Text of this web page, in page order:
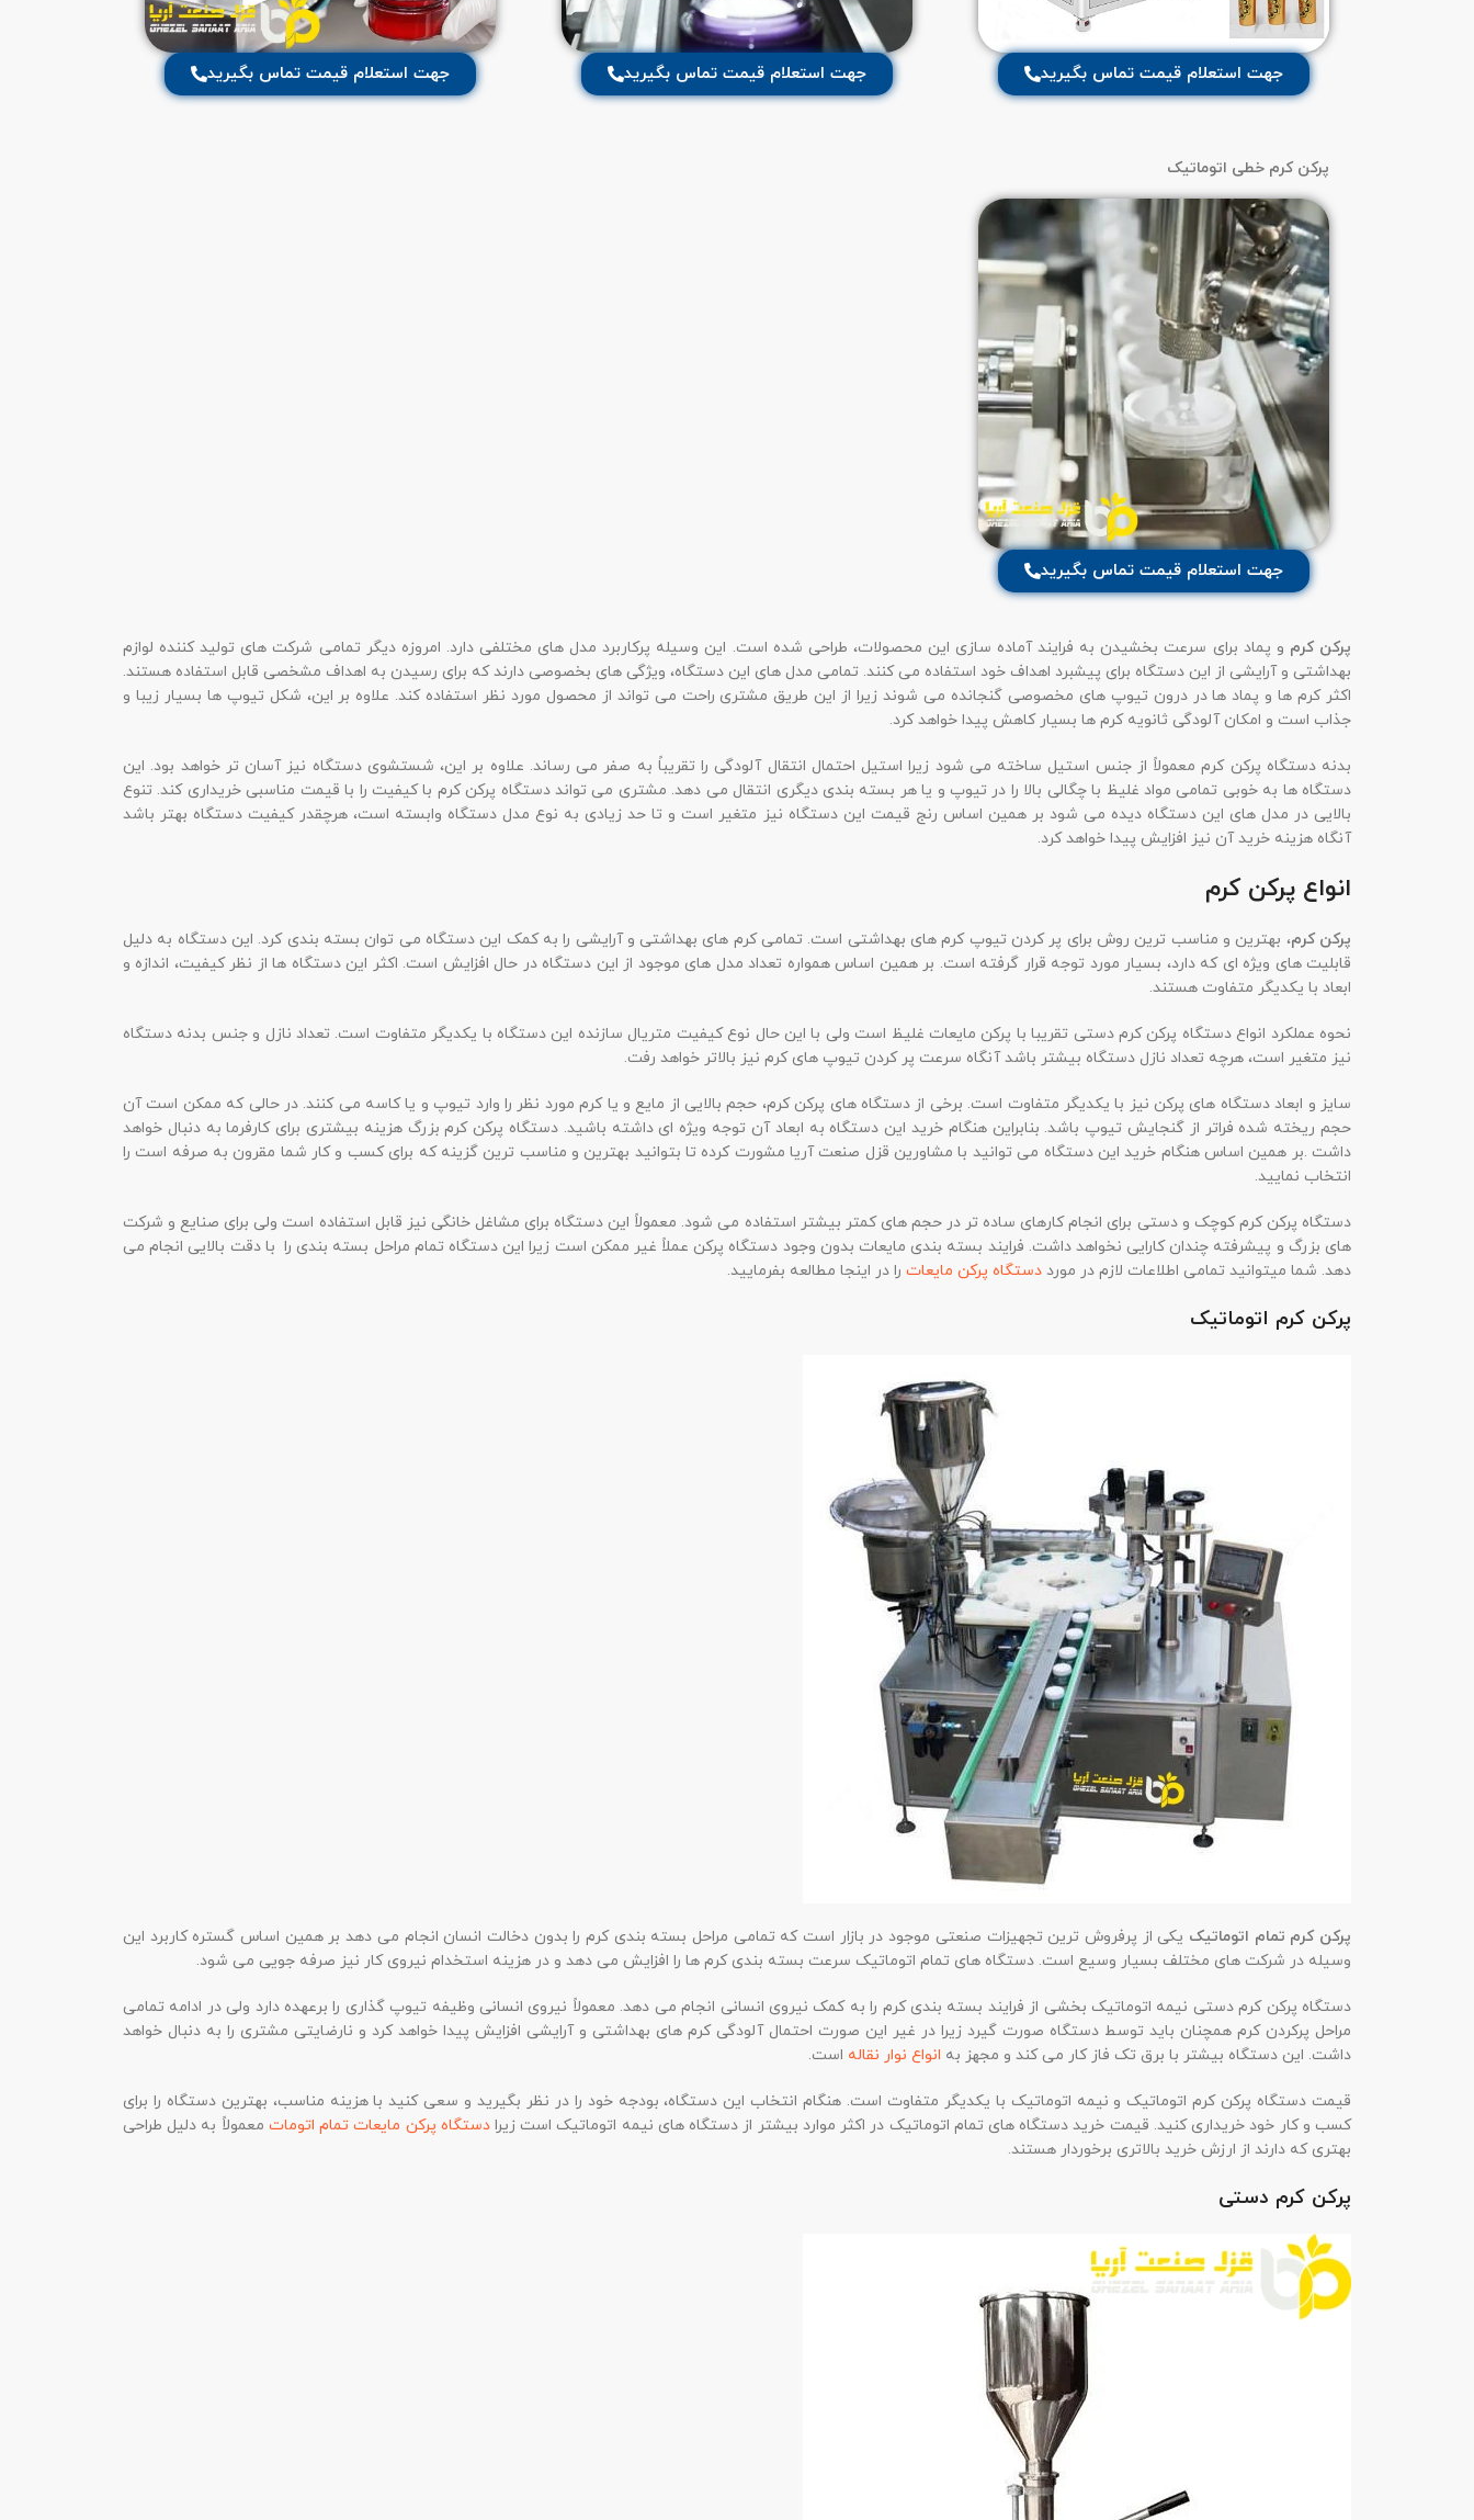
جهت استعلام قیمت تماس بگیرید جهت استعلام قیمت تماس بگیرید جهت استعلام قیمت تماس بگیرید
پرکن کرم خطی اتوماتیک
جهت استعلام قیمت تماس بگیرید
پرکن کرم و پماد برای سرعت بخشیدن به فرایند آماده سازی این محصولات، طراحی شده است. این وسیله پرکاربرد مدل های مختلفی دارد. امروزه دیگر تمامی شرکت های تولید کننده لوازم
بهداشتی و آرایشی از این دستگاه برای پیشبرد اهداف خود استفاده می کنند. تمامی مدل های این دستگاه، ویژگی های بخصوصی دارند که برای رسیدن به اهداف مشخصی قابل استفاده هستند.
اکثر کرم ها و پماد ها در درون تیوپ های مخصوصی گنجانده می شوند زیرا از این طریق مشتری راحت می تواند از محصول مورد نظر استفاده کند. علاوه بر این، شکل تیوپ ها بسیار زیبا و
جذاب است و امکان آلودگی ثانویه کرم ها بسیار کاهش پیدا خواهد کرد.
بدنه دستگاه پرکن کرم معمولاً از جنس استیل ساخته می شود زیرا استیل احتمال انتقال آلودگی را تقریباً به صفر می رساند. علاوه بر این، شستشوی دستگاه نیز آسان تر خواهد بود. این
دستگاه ها به خوبی تمامی مواد غلیظ با چگالی بالا را در تیوپ و یا هر بسته بندی دیگری انتقال می دهد. مشتری می تواند دستگاه پرکن کرم با کیفیت را با قیمت مناسبی خریداری کند. تنوع
بالایی در مدل های این دستگاه دیده می شود بر همین اساس رنج قیمت این دستگاه نیز متغیر است و تا حد زیادی به نوع مدل دستگاه وابسته است، هرچقدر کیفیت دستگاه بهتر باشد
آنگاه هزینه خرید آن نیز افزایش پیدا خواهد کرد.
انواع پرکن کرم
پرکن کرم، بهترین و مناسب ترین روش برای پر کردن تیوپ کرم های بهداشتی است. تمامی کرم های بهداشتی و آرایشی را به کمک این دستگاه می توان بسته بندی کرد. این دستگاه به دلیل
قابلیت های ویژه ای که دارد، بسیار مورد توجه قرار گرفته است. بر همین اساس همواره تعداد مدل های موجود از این دستگاه در حال افزایش است. اکثر این دستگاه ها از نظر کیفیت، اندازه و
ابعاد با یکدیگر متفاوت هستند.
نحوه عملکرد انواع دستگاه پرکن کرم دستی تقریبا با پرکن مایعات غلیظ است ولی با این حال نوع کیفیت متریال سازنده این دستگاه با یکدیگر متفاوت است. تعداد نازل و جنس بدنه دستگاه
نیز متغیر است، هرچه تعداد نازل دستگاه بیشتر باشد آنگاه سرعت پر کردن تیوپ های کرم نیز بالاتر خواهد رفت.
سایز و ابعاد دستگاه های پرکن نیز با یکدیگر متفاوت است. برخی از دستگاه های پرکن کرم، حجم بالایی از مایع و یا کرم مورد نظر را وارد تیوپ و یا کاسه می کنند. در حالی که ممکن است آن
حجم ریخته شده فراتر از گنجایش تیوپ باشد. بنابراین هنگام خرید این دستگاه به ابعاد آن توجه ویژه ای داشته باشید. دستگاه پرکن کرم بزرگ هزینه بیشتری برای کارفرما به دنبال خواهد
داشت .بر همین اساس هنگام خرید این دستگاه می توانید با مشاورین قزل صنعت آریا مشورت کرده تا بتوانید بهترین و مناسب ترین گزینه که برای کسب و کار شما مقرون به صرفه است را
انتخاب نمایید.
دستگاه پرکن کرم کوچک و دستی برای انجام کارهای ساده تر در حجم های کمتر بیشتر استفاده می شود. معمولاً این دستگاه برای مشاغل خانگی نیز قابل استفاده است ولی برای صنایع و شرکت
های بزرگ و پیشرفته چندان کارایی نخواهد داشت. فرایند بسته بندی مایعات بدون وجود دستگاه پرکن عملاً غیر ممکن است زیرا این دستگاه تمام مراحل بسته بندی را با دقت بالایی انجام می
دهد. شما میتوانید تمامی اطلاعات لازم در مورد دستگاه پرکن مایعات را در اینجا مطالعه بفرمایید.
پرکن کرم اتوماتیک
پرکن کرم تمام اتوماتیک یکی از پرفروش ترین تجهیزات صنعتی موجود در بازار است که تمامی مراحل بسته بندی کرم را بدون دخالت انسان انجام می دهد بر همین اساس گستره کاربرد این
وسیله در شرکت های مختلف بسیار وسیع است. دستگاه های تمام اتوماتیک سرعت بسته بندی کرم ها را افزایش می دهد و در هزینه استخدام نیروی کار نیز صرفه جویی می شود.
دستگاه پرکن کرم دستی نیمه اتوماتیک بخشی از فرایند بسته بندی کرم را به کمک نیروی انسانی انجام می دهد. معمولاً نیروی انسانی وظیفه تیوپ گذاری را برعهده دارد ولی در ادامه تمامی
مراحل پرکردن کرم همچنان باید توسط دستگاه صورت گیرد زیرا در غیر این صورت احتمال آلودگی کرم های بهداشتی و آرایشی افزایش پیدا خواهد کرد و نارضایتی مشتری را به دنبال خواهد
داشت. این دستگاه بیشتر با برق تک فاز کار می کند و مجهز به انواع نوار نقاله است.
قیمت دستگاه پرکن کرم اتوماتیک و نیمه اتوماتیک با یکدیگر متفاوت است. هنگام انتخاب این دستگاه، بودجه خود را در نظر بگیرید و سعی کنید با هزینه مناسب، بهترین دستگاه را برای
کسب و کار خود خریداری کنید. قیمت خرید دستگاه های تمام اتوماتیک در اکثر موارد بیشتر از دستگاه های نیمه اتوماتیک است زیرادستگاه پرکن مایعات تمام اتومات معمولاً به دلیل طراحی
بهتری که دارند از ارزش خرید بالاتری برخوردار هستند.
پرکن کرم دستی